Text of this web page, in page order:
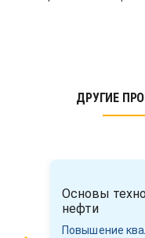
ДРУГИЕ
Основы
нефти
Повышение